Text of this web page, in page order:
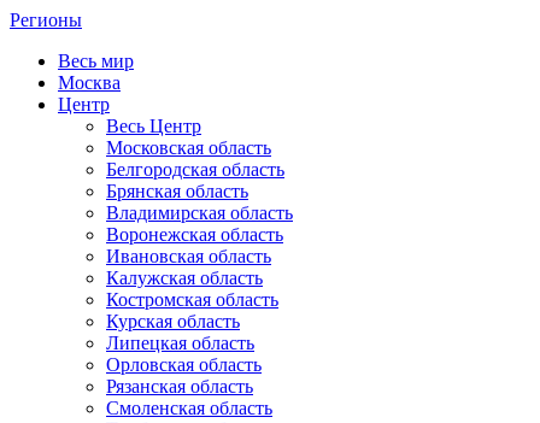
Регионы
Весь мир
Москва
Центр
Весь Центр
Московская область
Белгородская область
Брянская область
Владимирская область
Воронежская область
Ивановская область
Калужская область
Костромская область
Курская область
Липецкая область
Орловская область
Рязанская область
Смоленская область